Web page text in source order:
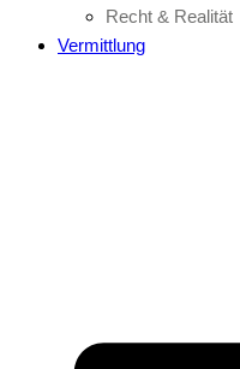
Recht & Realität
Vermittlung